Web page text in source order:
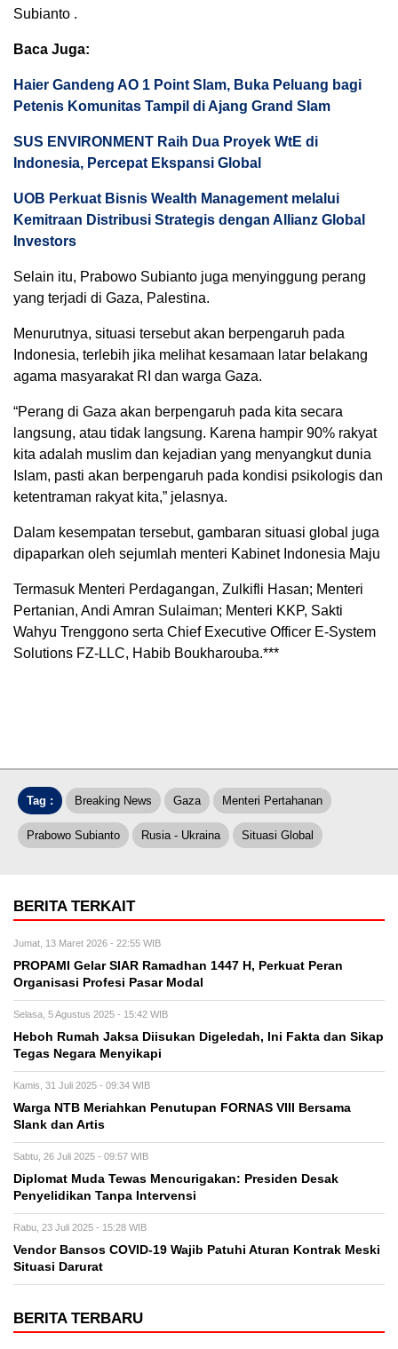
Subianto .
Baca Juga:
Haier Gandeng AO 1 Point Slam, Buka Peluang bagi
Petenis Komunitas Tampil di Ajang Grand Slam
SUS ENVIRONMENT Raih Dua Proyek WtE di
Indonesia, Percepat Ekspansi Global
UOB Perkuat Bisnis Wealth Management melalui
Kemitraan Distribusi Strategis dengan Allianz Global
Investors
Selain itu, Prabowo Subianto juga menyinggung perang
yang terjadi di Gaza, Palestina.
Menurutnya, situasi tersebut akan berpengaruh pada
Indonesia, terlebih jika melihat kesamaan latar belakang
agama masyarakat RI dan warga Gaza.
“Perang di Gaza akan berpengaruh pada kita secara
langsung, atau tidak langsung. Karena hampir 90% rakyat
kita adalah muslim dan kejadian yang menyangkut dunia
Islam, pasti akan berpengaruh pada kondisi psikologis dan
ketentraman rakyat kita,” jelasnya.
Dalam kesempatan tersebut, gambaran situasi global juga
dipaparkan oleh sejumlah menteri Kabinet Indonesia Maju
Termasuk Menteri Perdagangan, Zulkifli Hasan; Menteri
Pertanian, Andi Amran Sulaiman; Menteri KKP, Sakti
Wahyu Trenggono serta Chief Executive Officer E-System
Solutions FZ-LLC, Habib Boukharouba.***
Tag : Breaking News Gaza Menteri Pertahanan
Prabowo Subianto Rusia - Ukraina Situasi Global
BERITA TERKAIT
Jumat, 13 Maret 2026 - 22:55 WIB
PROPAMI Gelar SIAR Ramadhan 1447 H, Perkuat Peran
Organisasi Profesi Pasar Modal
Selasa, 5 Agustus 2025 - 15:42 WIB
Heboh Rumah Jaksa Diisukan Digeledah, Ini Fakta dan Sikap
Tegas Negara Menyikapi
Kamis, 31 Juli 2025 - 09:34 WIB
Warga NTB Meriahkan Penutupan FORNAS VIII Bersama
Slank dan Artis
Sabtu, 26 Juli 2025 - 09:57 WIB
Diplomat Muda Tewas Mencurigakan: Presiden Desak
Penyelidikan Tanpa Intervensi
Rabu, 23 Juli 2025 - 15:28 WIB
Vendor Bansos COVID-19 Wajib Patuhi Aturan Kontrak Meski
Situasi Darurat
BERITA TERBARU